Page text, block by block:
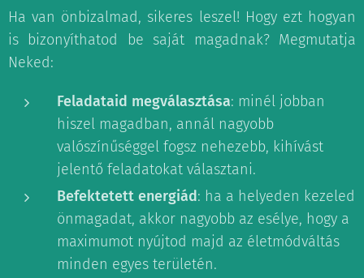
Ha van önbizalmad, sikeres leszel! Hogy ezt hogyan
is bizonyíthatod be saját magadnak? Megmutatja
Neked:
Feladataid megválasztása: minél jobban
hiszel magadban, annál nagyobb
valószínűséggel fogsz nehezebb, kihívást
jelentő feladatokat választani.
Befektetett energiád: ha a helyeden kezeled
önmagadat, akkor nagyobb az esélye, hogy a
maximumot nyújtod majd az életmódváltás
minden egyes területén.